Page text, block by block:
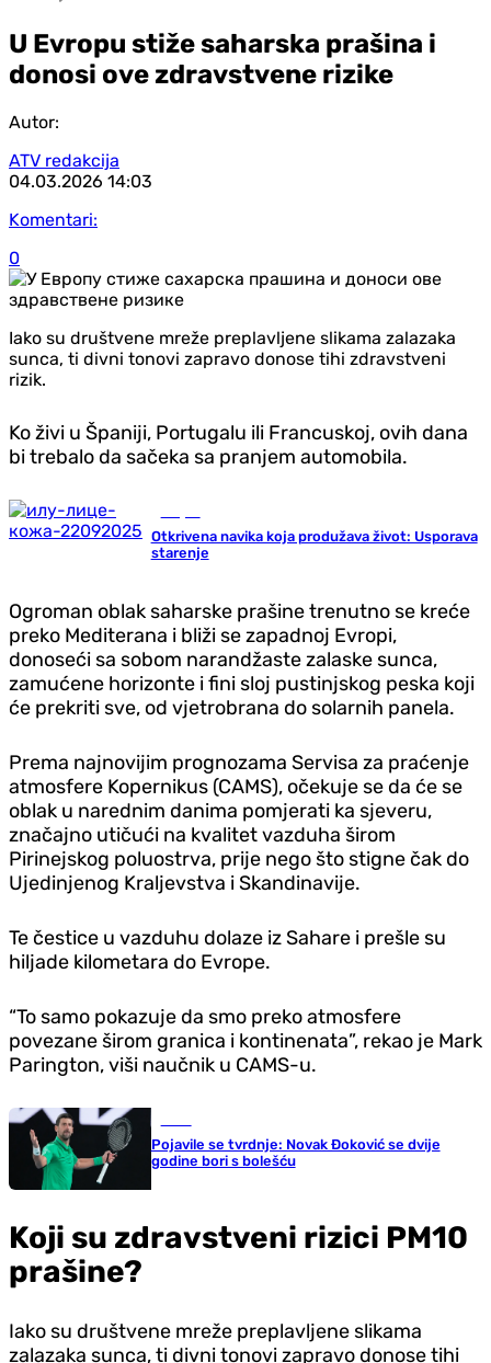
U Evropu stiže saharska prašina i
donosi ove zdravstvene rizike
Autor:
ATV redakcija
04.03.2026 14:03
Komentari:
0
Iako su društvene mreže preplavljene slikama zalazaka
sunca, ti divni tonovi zapravo donose tihi zdravstveni
rizik.
Ko živi u Španiji, Portugalu ili Francuskoj, ovih dana
bi trebalo da sačeka sa pranjem automobila.
Otkrivena navika koja produžava život: Usporava
starenje
Ogroman oblak saharske prašine trenutno se kreće
preko Mediterana i bliži se zapadnoj Evropi,
donoseći sa sobom narandžaste zalaske sunca,
zamućene horizonte i fini sloj pustinjskog peska koji
će prekriti sve, od vjetrobrana do solarnih panela.
Prema najnovijim prognozama Servisa za praćenje
atmosfere Kopernikus (CAMS), očekuje se da će se
oblak u narednim danima pomjerati ka sjeveru,
značajno utičući na kvalitet vazduha širom
Pirinejskog poluostrva, prije nego što stigne čak do
Ujedinjenog Kraljevstva i Skandinavije.
Te čestice u vazduhu dolaze iz Sahare i prešle su
hiljade kilometara do Evrope.
“To samo pokazuje da smo preko atmosfere
povezane širom granica i kontinenata”, rekao je Mark
Parington, viši naučnik u CAMS-u.
Pojavile se tvrdnje: Novak Đoković se dvije
godine bori s bolešću
Koji su zdravstveni rizici PM10
prašine?
Iako su društvene mreže preplavljene slikama
zalazaka sunca, ti divni tonovi zapravo donose tihi